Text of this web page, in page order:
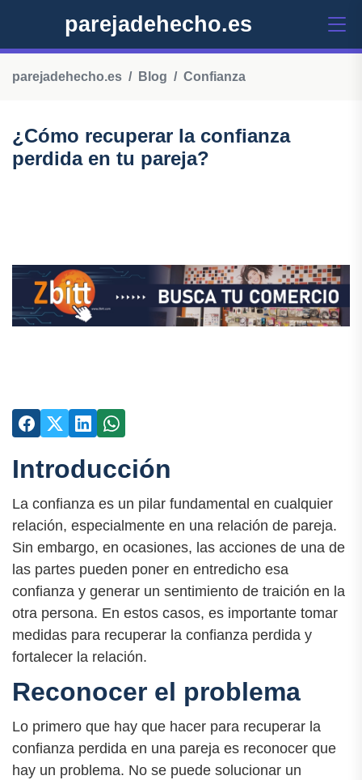
parejadehecho.es
parejadehecho.es Blog Confianza
¿Cómo recuperar la confianza
perdida en tu pareja?
Introducción
La confianza es un pilar fundamental en cualquier
relación, especialmente en una relación de pareja.
Sin embargo, en ocasiones, las acciones de una de
las partes pueden poner en entredicho esa
confianza y generar un sentimiento de traición en la
otra persona. En estos casos, es importante tomar
medidas para recuperar la confianza perdida y
fortalecer la relación.
Reconocer el problema
Lo primero que hay que hacer para recuperar la
confianza perdida en una pareja es reconocer que
hay un problema. No se puede solucionar un